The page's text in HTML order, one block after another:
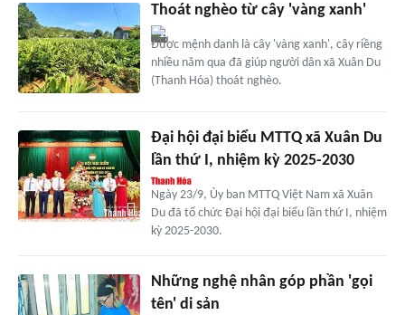
Thoát nghèo từ cây 'vàng xanh'
Được mệnh danh là cây 'vàng xanh', cây riềng
nhiều năm qua đã giúp người dân xã Xuân Du
(Thanh Hóa) thoát nghèo.
Đại hội đại biểu MTTQ xã Xuân Du
lần thứ I, nhiệm kỳ 2025-2030
Ngày 23/9, Ủy ban MTTQ Việt Nam xã Xuân
Du đã tổ chức Đại hội đại biểu lần thứ I, nhiệm
kỳ 2025-2030.
Những nghệ nhân góp phần 'gọi
tên' di sản